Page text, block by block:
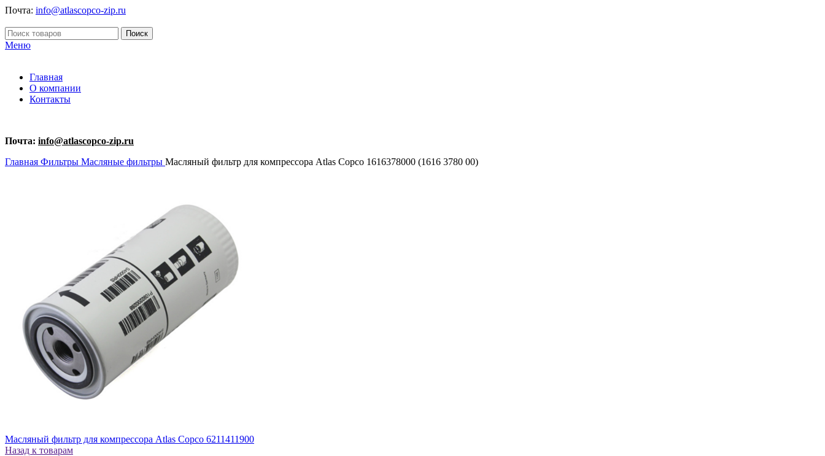
Почта: info@atlascopco-zip.ru
Поиск
Меню
Главная
О компании
Контакты
Почта: info@atlascopco-zip.ru
Главная Фильтры Масляные фильтры Масляный фильтр для компрессора Atlas Copco 1616378000 (1616 3780 00)
Масляный фильтр для компрессора Atlas Copco 6211411900
Назад к товарам